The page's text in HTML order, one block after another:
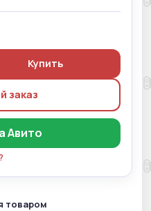
Купить
заказ
Авито
товаром